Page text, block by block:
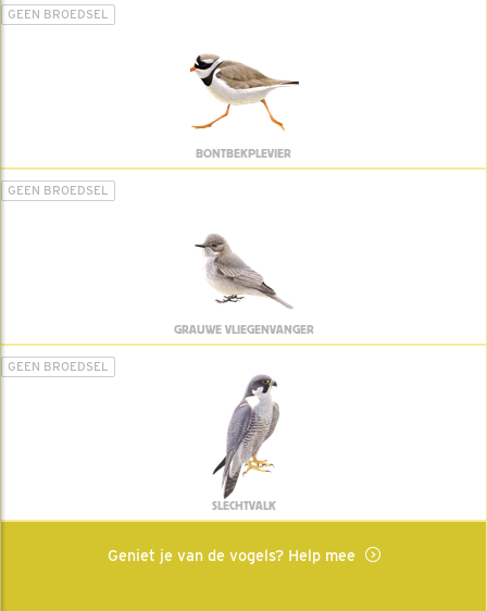
GEEN BROEDSEL
BONTBEKPLEVIER
GEEN BROEDSEL
GRAUWE VLIEGENVANGER
GEEN BROEDSEL
SLECHTVALK
Geniet je van de vogels? Help mee